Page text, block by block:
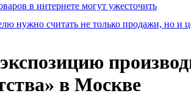
в интернете могут ужесточить
нужно считать не только продажи, но и
в Москве